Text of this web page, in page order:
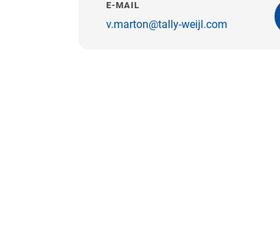
E-MAIL
v.marton@tally-weijl.com